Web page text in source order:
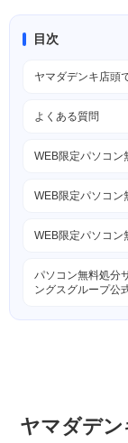
目次
ヤマダデンキ店頭
よくある質問
WEB限定パソコン
WEB限定パソコン
WEB限定パソコン
パソコン無料処分
ングスグループ公式
ヤマダデ